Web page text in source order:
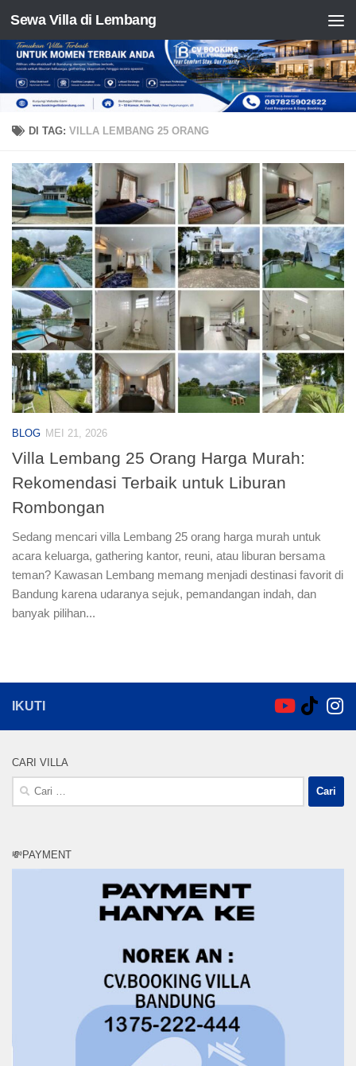
Skip to content
Sewa Villa di Lembang
DI TAG:VILLA LEMBANG 25 ORANG
BLOG MEI 21, 2026
Villa Lembang 25 Orang Harga Murah:
Rekomendasi Terbaik untuk Liburan
Rombongan
Sedang mencari villa Lembang 25 orang harga murah untuk
acara keluarga, gathering kantor, reuni, atau liburan bersama
teman? Kawasan Lembang memang menjadi destinasi favorit di
Bandung karena udaranya sejuk, pemandangan indah, dan
banyak pilihan...
IKUTI
CARI VILLA
Cari
💸PAYMENT